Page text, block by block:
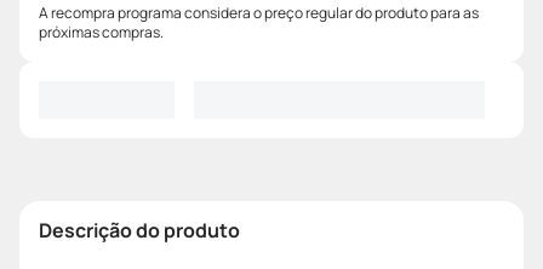
A recompra programa considera o preço regular do produto para as
próximas compras.
Descrição do produto